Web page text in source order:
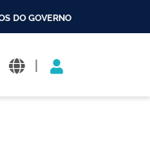
DO GOVERNO
|